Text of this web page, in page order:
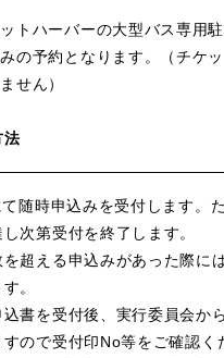
トハーバーの大型バス専用駐
の予約となります。（チケ
せん）
法
て随時申込みを受付します。
次第受付を終了します。
を超える申込みがあった際に
。
込書を受付後、実行委員会か
すので受付印No等をご確認く